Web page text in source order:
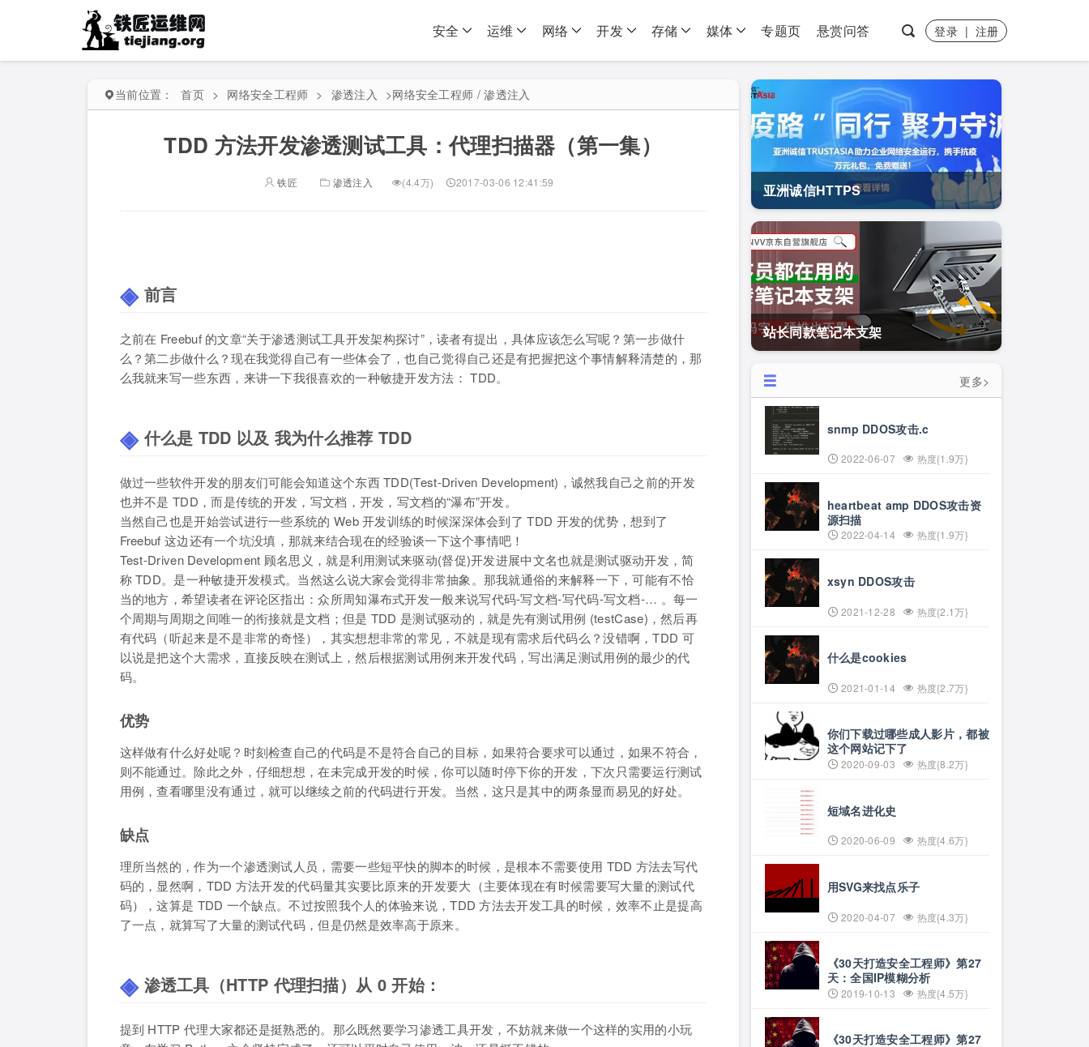
安全 运维 网络 开发 存储 媒体 专题页 悬赏问答 登录 | 注册
当前位置： 首页 > 网络安全工程师 > 渗透注入 >网络安全工程师 / 渗透注入
TDD 方法开发渗透测试工具：代理扫描器（第一集）
铁匠 渗透注入 (4.4万) 2017-03-06 12:41:59
前言
之前在 Freebuf 的文章“关于渗透测试工具开发架构探讨”，读者有提出，具体应该怎么写呢？第一步做什
么？第二步做什么？现在我觉得自己有一些体会了，也自己觉得自己还是有把握把这个事情解释清楚的，那
么我就来写一些东西，来讲一下我很喜欢的一种敏捷开发方法： TDD。
什么是 TDD 以及 我为什么推荐 TDD
做过一些软件开发的朋友们可能会知道这个东西 TDD(Test-Driven Development)，诚然我自己之前的开发
也并不是 TDD，而是传统的开发，写文档，开发，写文档的“瀑布”开发。
当然自己也是开始尝试进行一些系统的 Web 开发训练的时候深深体会到了 TDD 开发的优势，想到了
Freebuf 这边还有一个坑没填，那就来结合现在的经验谈一下这个事情吧！
Test-Driven Development 顾名思义，就是利用测试来驱动(督促)开发进展中文名也就是测试驱动开发，简
称 TDD。是一种敏捷开发模式。当然这么说大家会觉得非常抽象。那我就通俗的来解释一下，可能有不恰
当的地方，希望读者在评论区指出：众所周知瀑布式开发一般来说写代码-写文档-写代码-写文档-… 。每一
个周期与周期之间唯一的衔接就是文档；但是 TDD 是测试驱动的，就是先有测试用例 (testCase)，然后再
有代码（听起来是不是非常的奇怪），其实想想非常的常见，不就是现有需求后代码么？没错啊，TDD 可
以说是把这个大需求，直接反映在测试上，然后根据测试用例来开发代码，写出满足测试用例的最少的代
码。
优势
这样做有什么好处呢？时刻检查自己的代码是不是符合自己的目标，如果符合要求可以通过，如果不符合，
则不能通过。除此之外，仔细想想，在未完成开发的时候，你可以随时停下你的开发，下次只需要运行测试
用例，查看哪里没有通过，就可以继续之前的代码进行开发。当然，这只是其中的两条显而易见的好处。
缺点
理所当然的，作为一个渗透测试人员，需要一些短平快的脚本的时候，是根本不需要使用 TDD 方法去写代
码的，显然啊，TDD 方法开发的代码量其实要比原来的开发要大（主要体现在有时候需要写大量的测试代
码），这算是 TDD 一个缺点。不过按照我个人的体验来说，TDD 方法去开发工具的时候，效率不止是提高
了一点，就算写了大量的测试代码，但是仍然是效率高于原来。
渗透工具（HTTP 代理扫描）从 0 开始：
提到 HTTP 代理大家都还是挺熟悉的。那么既然要学习渗透工具开发，不妨就来做一个这样的实用的小玩
亚洲诚信HTTPS
站长同款笔记本支架
更多>
snmp DDOS攻击.c
2022-06-07 热度{1.9万}
heartbeat amp DDOS攻击资
源扫描
2022-04-14 热度{1.9万}
xsyn DDOS攻击
2021-12-28 热度{2.1万}
什么是cookies
2021-01-14 热度{2.7万}
你们下载过哪些成人影片，都被
这个网站记下了
2020-09-03 热度{8.2万}
短域名进化史
2020-06-09 热度{4.6万}
用SVG来找点乐子
2020-04-07 热度{4.3万}
《30天打造安全工程师》第27
天：全国IP模糊分析
2019-10-13 热度{4.5万}
《30天打造安全工程师》第27